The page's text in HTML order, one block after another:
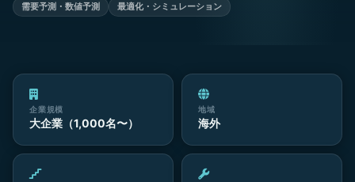
需要予測・数値予測
最適化・シミュレーション
企業規模
大企業（1,000名〜）
地域
海外